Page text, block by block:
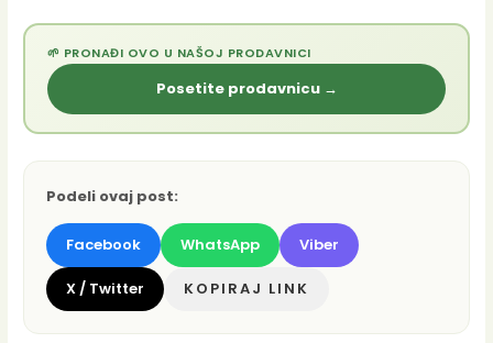
🌱 PRONAĐI OVO U NAŠOJ PRODAVNICI
Posetite prodavnicu →
Podeli ovaj post:
Facebook WhatsApp Viber
X / Twitter KOPIRAJ LINK